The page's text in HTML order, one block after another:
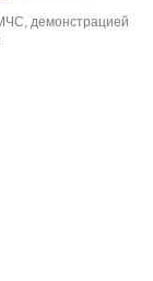
демонстрацией